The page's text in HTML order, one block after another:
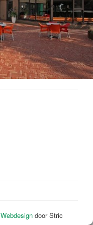
Webdesign door Stric